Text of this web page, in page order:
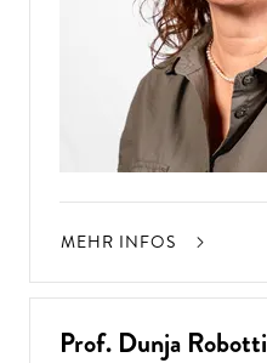
MEHR INFOS
Prof. Dunja Robotti